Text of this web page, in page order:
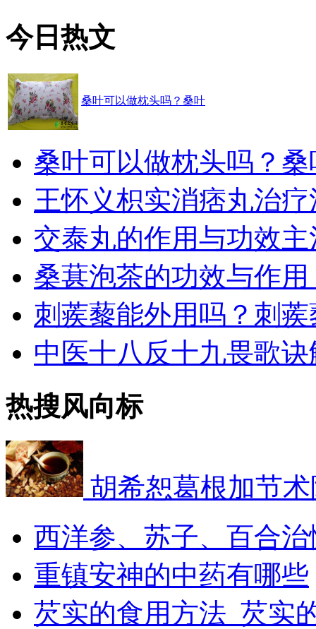
今日热文
桑叶可以做枕头吗？桑叶
桑叶可以做枕头吗？桑
王怀义枳实消痞丸治疗
交泰丸的作用与功效主
桑葚泡茶的功效与作用
刺蒺藜能外用吗？刺蒺
中医十八反十九畏歌诀
热搜风向标
胡希恕葛根加节
西洋参、苏子、百合治
​重镇安神的中药有哪些
芡实的食用方法_芡实